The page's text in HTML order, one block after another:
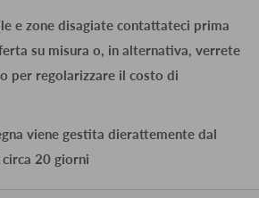
e zone disagiate contattateci prima
su misura o, in alternativa, verrete
per regolarizzare il costo di
viene gestita dierattemente dal
20 giorni